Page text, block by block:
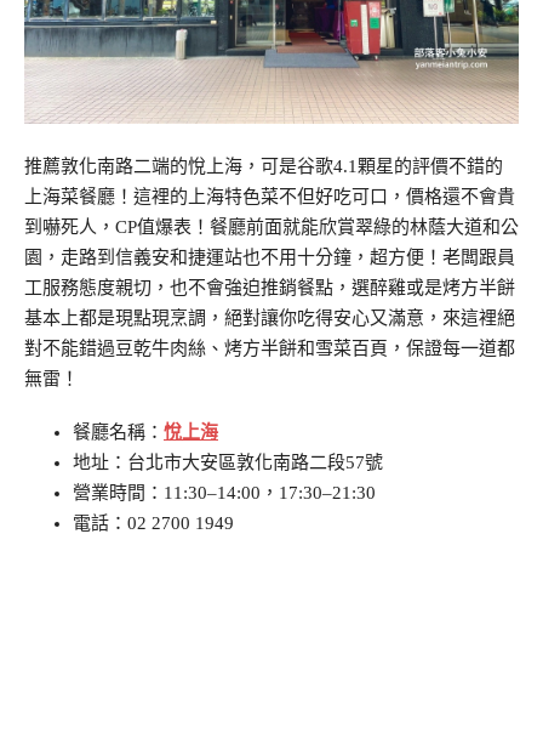
推薦敦化南路二端的悅上海，可是谷歌4.1顆星的評價不錯的
上海菜餐廳！這裡的上海特色菜不但好吃可口，價格還不會貴
到嚇死人，CP值爆表！餐廳前面就能欣賞翠綠的林蔭大道和公
園，走路到信義安和捷運站也不用十分鐘，超方便！老闆跟員
工服務態度親切，也不會強迫推銷餐點，選醉雞或是烤方半餅
基本上都是現點現烹調，絕對讓你吃得安心又滿意，來這裡絕
對不能錯過豆乾牛肉絲、烤方半餅和雪菜百頁，保證每一道都
無雷！
餐廳名稱： 悅上海
地址：台北市大安區敦化南路二段57號
營業時間：11:30–14:00，17:30–21:30
電話：02 2700 1949